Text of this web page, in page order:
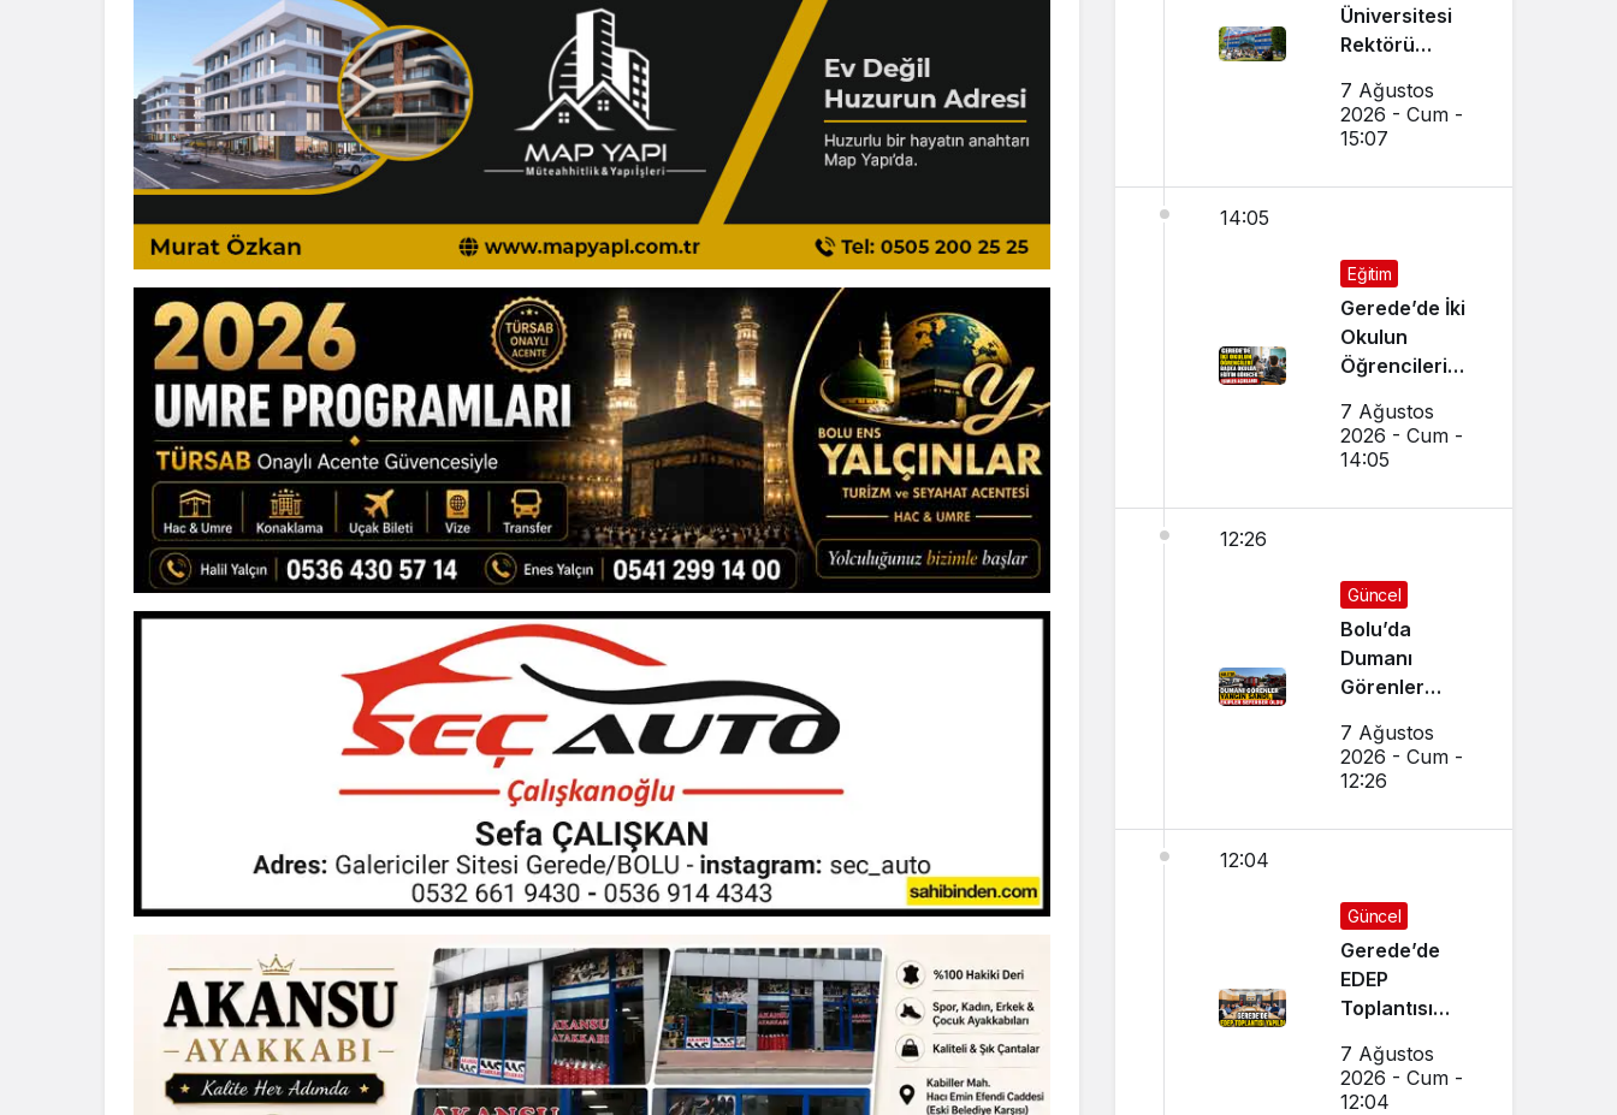
Üniversitesi
Rektörü
Aday
Öğrencilere
7 Ağustos
2026 - Cum -
15:07
14:05
Eğitim
Gerede’de İki
Okulun
Öğrencileri
Eğitim
Görecek
7 Ağustos
2026 - Cum -
14:05
12:26
Güncel
Bolu’da
Dumanı
Görenler
Ekipler
Seferber Oldu
7 Ağustos
2026 - Cum -
12:26
12:04
Güncel
Gerede’de
EDEP
Toplantısı
7 Ağustos
2026 - Cum -
12:04